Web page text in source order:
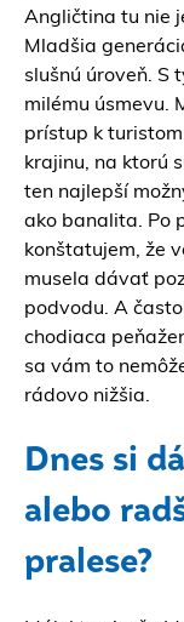
Angličtina tu nie
Mladšia
slušnú úroveň. S
milému úsmevu.
prístup k
krajinu, na ktorú
ten najlepší
ako banalita. Po
konštatujem, že
musela dávať
podvodu. A
chodiaca
sa vám to
rádovo nižšia.
Dnes si
alebo
pralese?